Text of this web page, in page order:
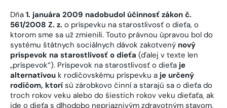
Dňa 1. januára 2009 nadobudol účinnosť zákon č.
561/2008 Z. z. o príspevku na starostlivosť o dieťa, o
ktorom sme sa už zmienili. Touto právnou úpravou bol do
systému štátnych sociálnych dávok zakotvený nový
príspevok na starostlivosť o dieťa (ďalej v texte len
„príspevok“). Príspevok na starostlivosť o dieťa je
alternatívou k rodičovskému príspevku a je určený
rodičom, ktorí sú zárobkovo činní a starajú sa o dieťa do
troch rokov veku alebo do šiestich rokov veku dieťaťa, ak
ide o dieťa s dlhodobo nepriaznivým zdravotným stavom,